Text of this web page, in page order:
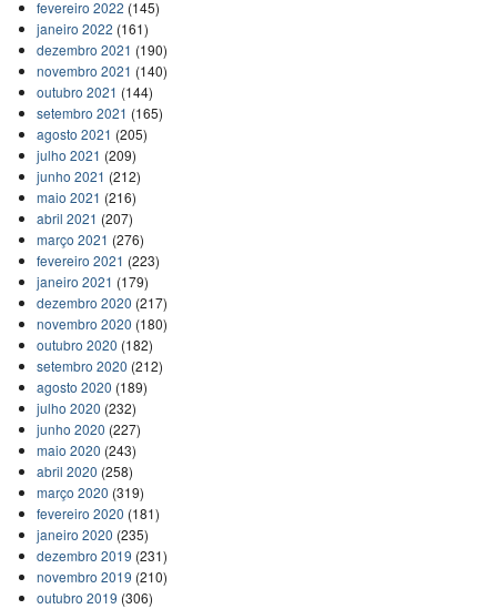
fevereiro 2022 (145)
janeiro 2022 (161)
dezembro 2021 (190)
novembro 2021 (140)
outubro 2021 (144)
setembro 2021 (165)
agosto 2021 (205)
julho 2021 (209)
junho 2021 (212)
maio 2021 (216)
abril 2021 (207)
março 2021 (276)
fevereiro 2021 (223)
janeiro 2021 (179)
dezembro 2020 (217)
novembro 2020 (180)
outubro 2020 (182)
setembro 2020 (212)
agosto 2020 (189)
julho 2020 (232)
junho 2020 (227)
maio 2020 (243)
abril 2020 (258)
março 2020 (319)
fevereiro 2020 (181)
janeiro 2020 (235)
dezembro 2019 (231)
novembro 2019 (210)
outubro 2019 (306)